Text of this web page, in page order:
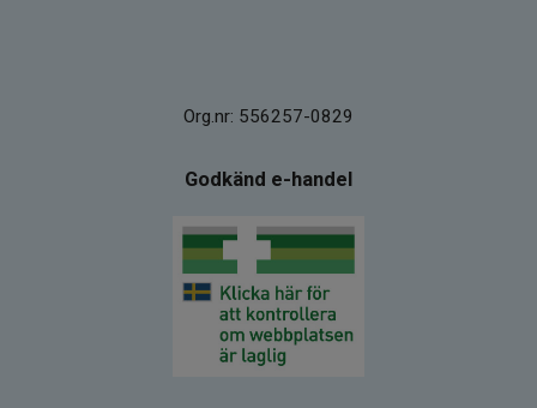
Org.nr: 556257-0829
Godkänd e-handel